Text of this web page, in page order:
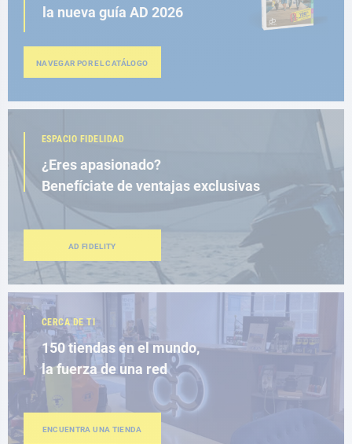
la nueva guía AD 2026
NAVEGAR POR EL CATÁLOGO
ESPACIO FIDELIDAD
¿Eres apasionado?
Benefíciate de ventajas exclusivas
AD FIDELITY
CERCA DE TI
150 tiendas en el mundo,
la fuerza de una red
ENCUENTRA UNA TIENDA